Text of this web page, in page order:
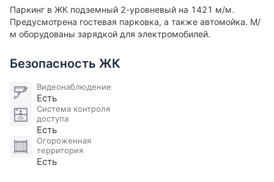
Паркинг в ЖК подземный 2-уровневый на 1421 м/м.
Предусмотрена гостевая парковка, а также автомойка. М/
м оборудованы зарядкой для электромобилей​.
Безопасность ЖК
Видеонаблюдение
Есть
Система контроля
доступа
Есть
Огороженная
территория
Есть